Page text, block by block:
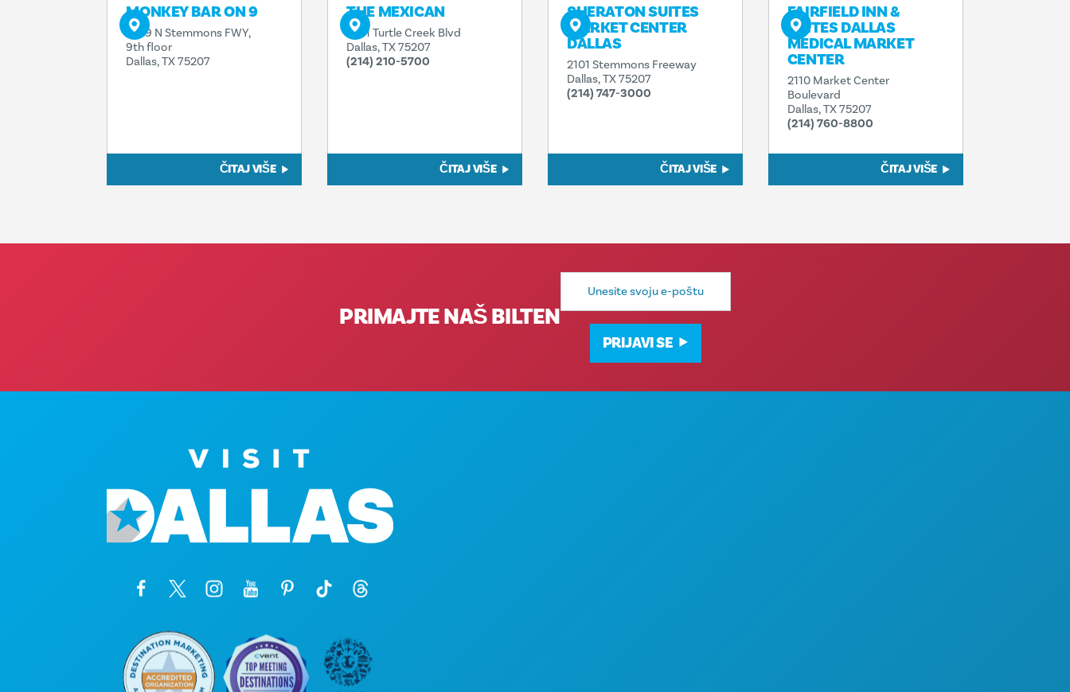
MONKEY BAR ON 9
1949 N Stemmons FWY,
9th floor
Dallas, TX 75207
ČITAJ VIŠE
THE MEXICAN
1401 Turtle Creek Blvd
Dallas, TX 75207
(214) 210-5700
ČITAJ VIŠE
SHERATON SUITES
MARKET CENTER
DALLAS
2101 Stemmons Freeway
Dallas, TX 75207
(214) 747-3000
ČITAJ VIŠE
FAIRFIELD INN &
SUITES DALLAS
MEDICAL MARKET
CENTER
2110 Market Center
Boulevard
Dallas, TX 75207
(214) 760-8800
ČITAJ VIŠE
PRIMAJTE NAŠ BILTEN
E-
PRIJAVI SE